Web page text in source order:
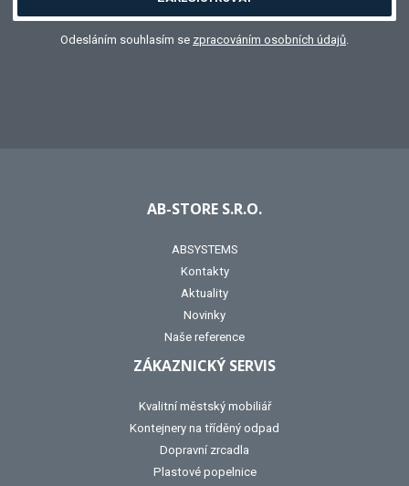
Odesláním souhlasím se zpracováním osobních údajů.
AB-STORE S.R.O.
ABSYSTEMS
Kontakty
Aktuality
Novinky
Naše reference
ZÁKAZNICKÝ SERVIS
Kvalitní městský mobiliář
Kontejnery na tříděný odpad
Dopravní zrcadla
Plastové popelnice